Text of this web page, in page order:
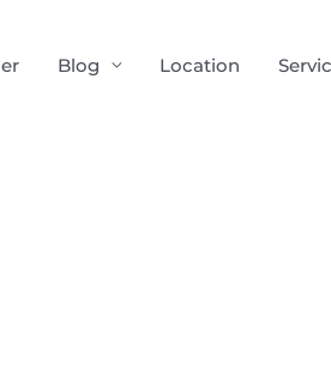
Blog Location